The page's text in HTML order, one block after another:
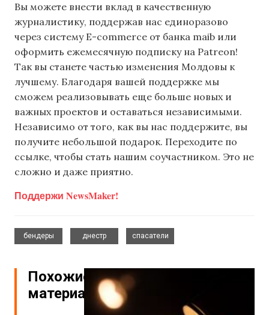
Вы можете внести вклад в качественную
журналистику, поддержав нас единоразово
через систему E-commerce от банка maib или
оформить ежемесячную подписку на Patreon!
Так вы станете частью изменения Молдовы к
лучшему. Благодаря вашей поддержке мы
сможем реализовывать еще больше новых и
важных проектов и оставаться независимыми.
Независимо от того, как вы нас поддержите, вы
получите небольшой подарок. Переходите по
ссылке, чтобы стать нашим соучастником. Это не
сложно и даже приятно.
Поддержи NewsMaker!
бендеры
днестр
спасатели
Похожие
материалы